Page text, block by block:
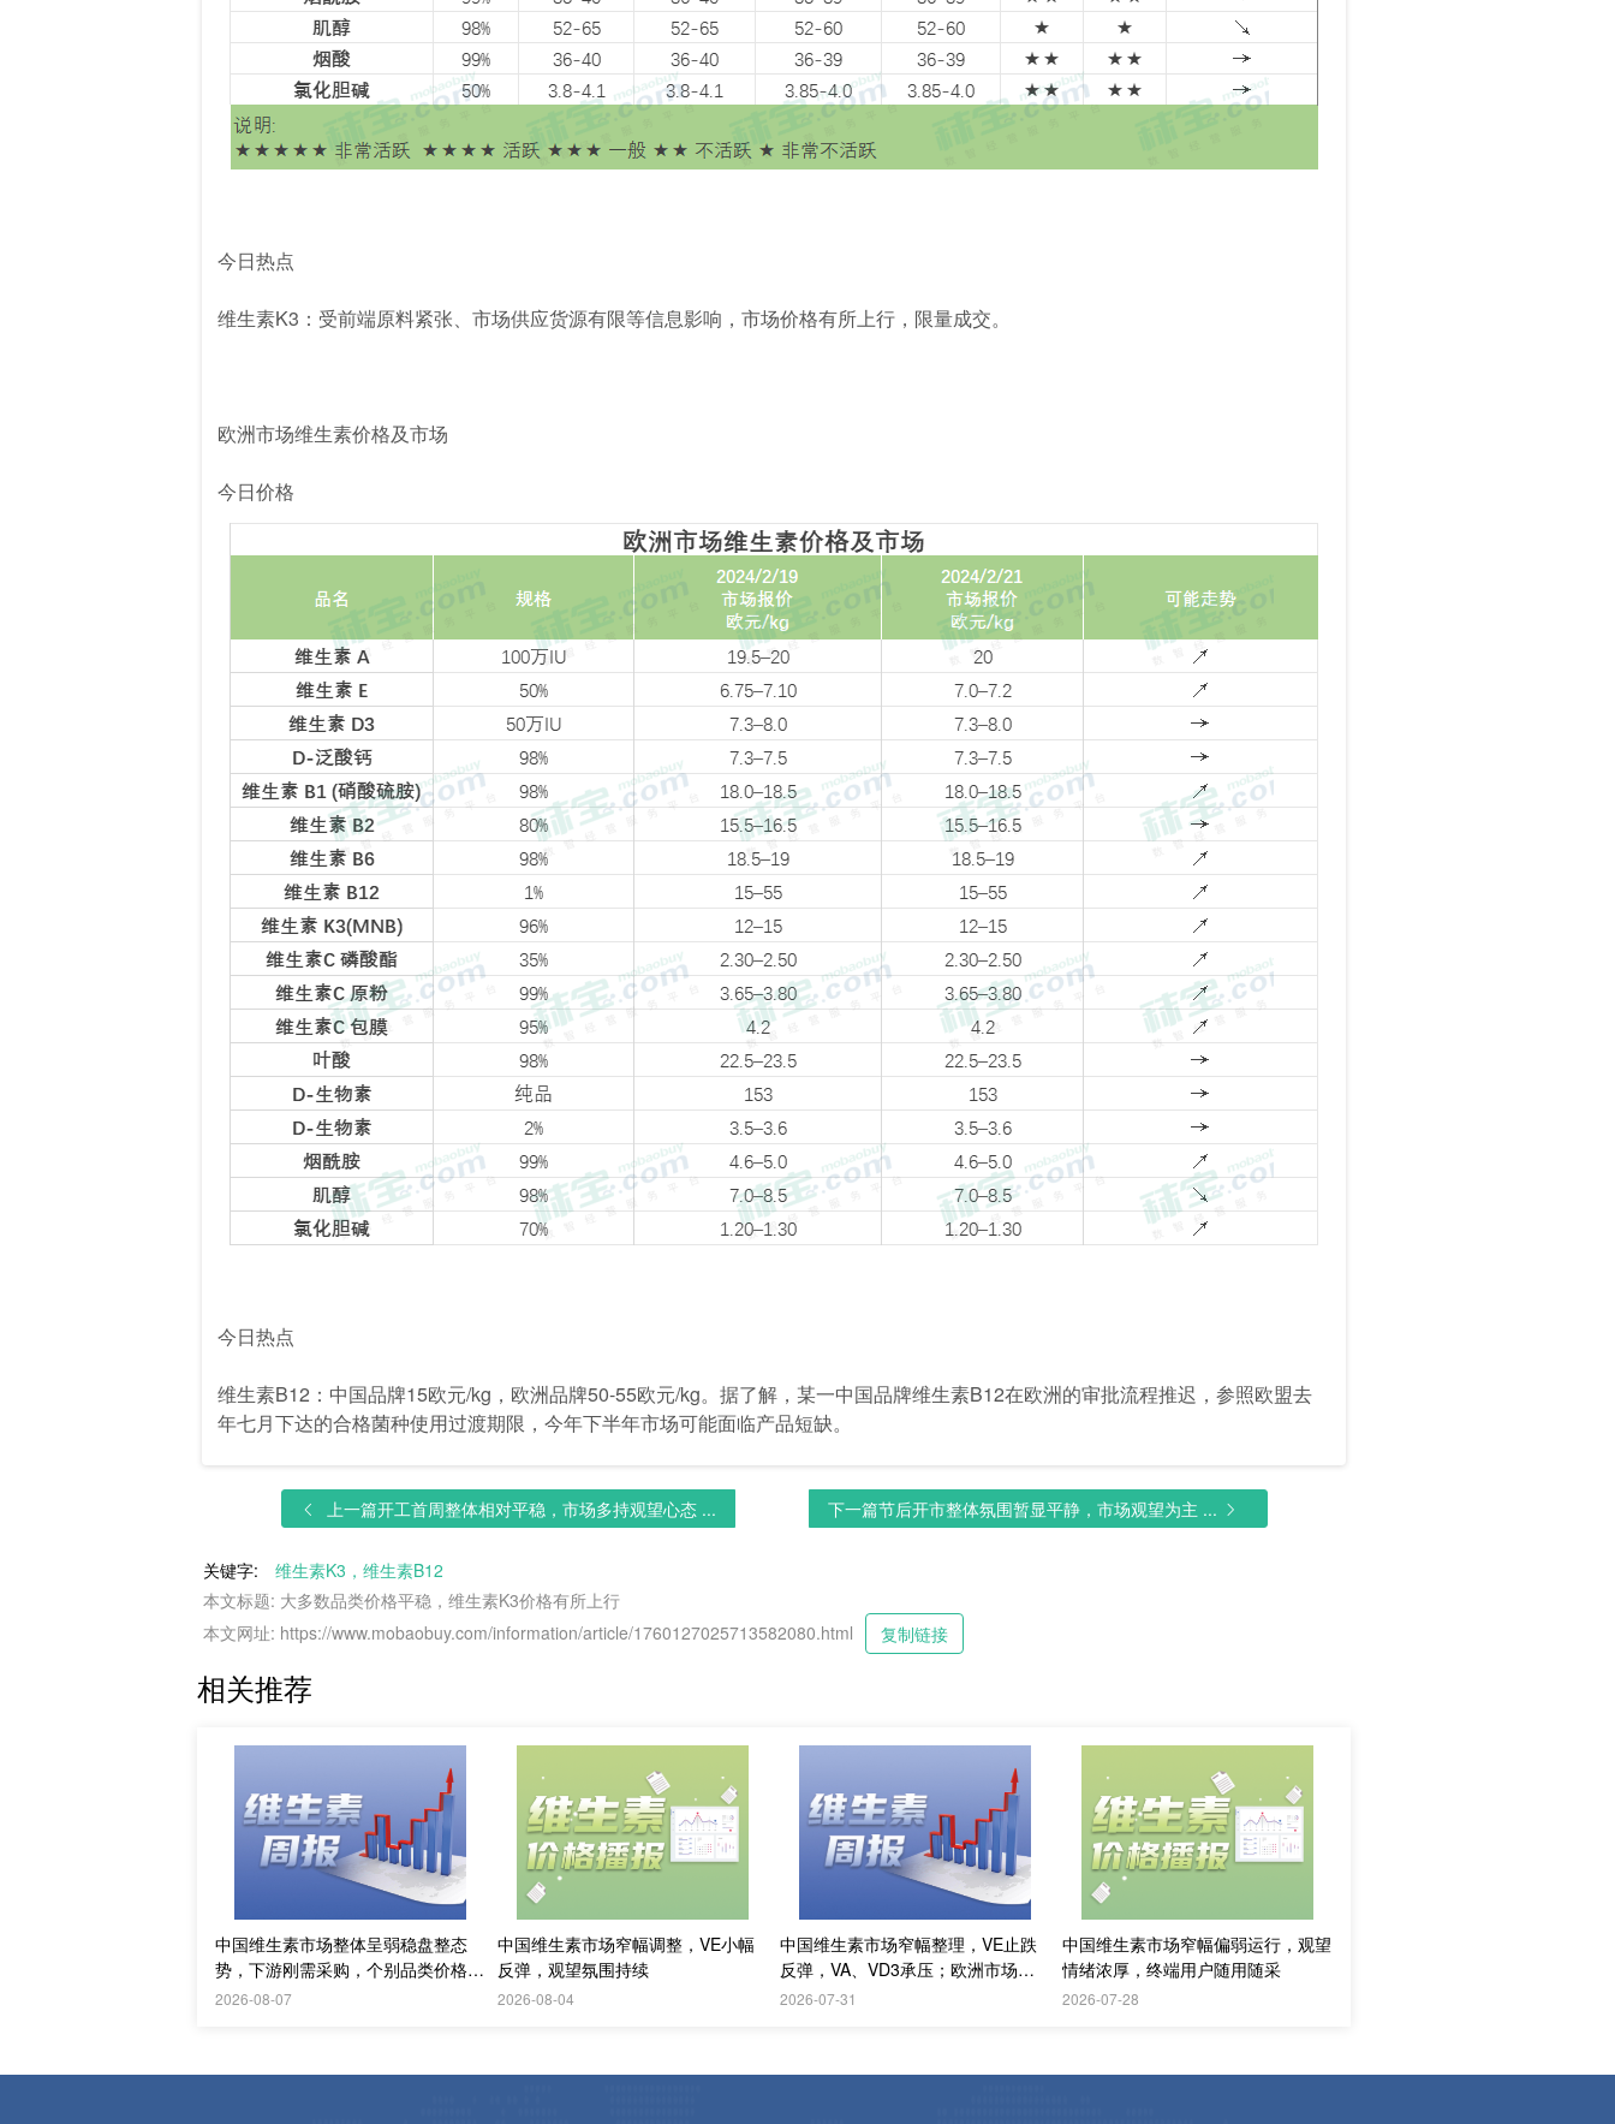
今日热点
维生素K3：受前端原料紧张、市场供应货源有限等信息影响，市场价格有所上行，限量成交。
欧洲市场维生素价格及市场
今日价格
今日热点
维生素B12：中国品牌15欧元/kg，欧洲品牌50-55欧元/kg。据了解，某一中国品牌维生素B12在欧洲的审批流程推迟，参照欧盟去
年七月下达的合格菌种使用过渡期限，今年下半年市场可能面临产品短缺。
上一篇开工首周整体相对平稳，市场多持观望心态 ... 下一篇节后开市整体氛围暂显平静，市场观望为主 ...
关键字:
维生素K3，维生素B12
本文标题: 大多数品类价格平稳，维生素K3价格有所上行
本文网址: https://www.mobaobuy.com/information/article/1760127025713582080.html
复制链接
相关推荐
中国维生素市场整体呈弱稳盘整态
势，下游刚需采购，个别品类价格止
跌；欧洲释放需求
2026-08-07
中国维生素市场窄幅调整，VE小幅
反弹，观望氛围持续
2026-08-04
中国维生素市场窄幅整理，VE止跌
反弹，VA、VD3承压；欧洲市场阴
跌
2026-07-31
中国维生素市场窄幅偏弱运行，观望
情绪浓厚，终端用户随用随采
2026-07-28